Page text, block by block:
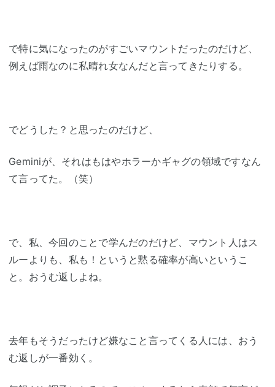
で特に気になったのがすごいマウントだったのだけど、
例えば雨なのに私晴れ女なんだと言ってきたりする。
でどうした？と思ったのだけど、
Geminiが、それはもはやホラーかギャグの領域ですなん
て言ってた。（笑）
で、私、今回のことで学んだのだけど、マウント人はス
ルーよりも、私も！というと黙る確率が高いというこ
と。おうむ返しよね。
去年もそうだったけど嫌なこと言ってくる人には、おう
む返しが一番効く。